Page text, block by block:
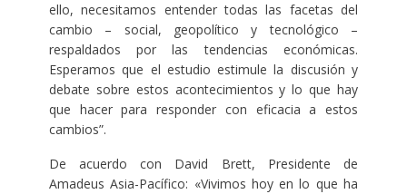
ello, necesitamos entender todas las facetas del
cambio – social, geopolítico y tecnológico –
respaldados por las tendencias económicas.
Esperamos que el estudio estimule la discusión y
debate sobre estos acontecimientos y lo que hay
que hacer para responder con eficacia a estos
cambios”.
De acuerdo con David Brett, Presidente de
Amadeus Asia-Pacífico: «Vivimos hoy en lo que ha